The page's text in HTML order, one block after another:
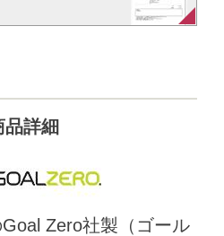
品詳細
Zero社製（ゴール